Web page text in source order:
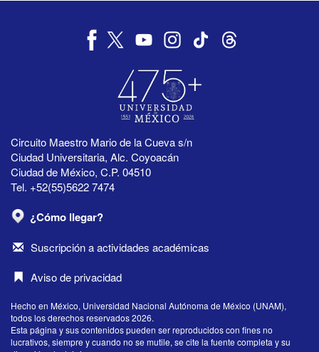
Circuito Maestro Mario de la Cueva s/n
Ciudad Universitaria, Alc. Coyoacán
Ciudad de México, C.P. 04510
Tel. +52(55)5622 7474
¿Cómo llegar?
Suscripción a actividades académicas
Aviso de privacidad
Hecho en México, Universidad Nacional Autónoma de México (UNAM),
todos los derechos reservados 2026.
Esta página y sus contenidos pueden ser reproducidos con fines no
lucrativos, siempre y cuando no se mutile, se cite la fuente completa y su